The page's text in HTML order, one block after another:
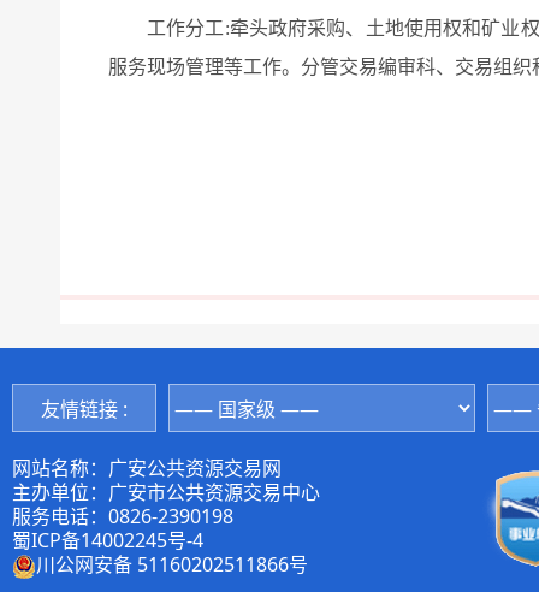
工作分工:牵头政府采购、土地使用权和矿业
服务现场管理等工作。分管交易编审科、交易组织
友情链接 :
网站名称：广安公共资源交易网
主办单位：广安市公共资源交易中心
服务电话：0826-2390198
蜀ICP备14002245号-4
川公网安备 51160202511866号